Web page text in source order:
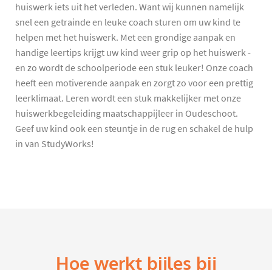
huiswerk iets uit het verleden. Want wij kunnen namelijk
snel een getrainde en leuke coach sturen om uw kind te
helpen met het huiswerk. Met een grondige aanpak en
handige leertips krijgt uw kind weer grip op het huiswerk -
en zo wordt de schoolperiode een stuk leuker! Onze coach
heeft een motiverende aanpak en zorgt zo voor een prettig
leerklimaat. Leren wordt een stuk makkelijker met onze
huiswerkbegeleiding maatschappijleer in Oudeschoot.
Geef uw kind ook een steuntje in de rug en schakel de hulp
in van StudyWorks!
Hoe werkt bijles bij